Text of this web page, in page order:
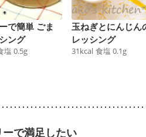
で簡単 ごま
ング
塩 0.5g
玉ねぎとにんじん
レッシング
31kcal 食塩 0.1g
で満足したい